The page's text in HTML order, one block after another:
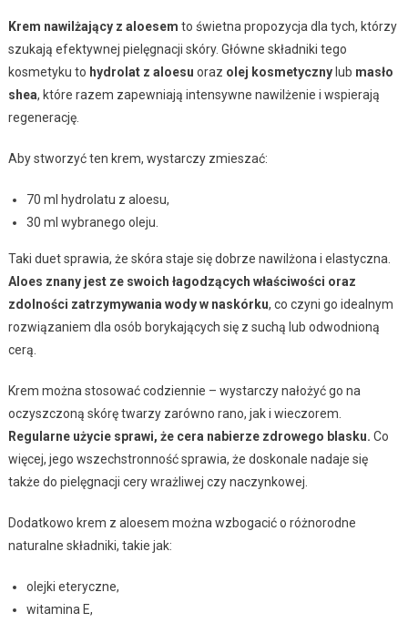
Krem nawilżający z aloesem to świetna propozycja dla tych, którzy
szukają efektywnej pielęgnacji skóry. Główne składniki tego
kosmetyku to hydrolat z aloesu oraz olej kosmetycznylub masło
shea, które razem zapewniają intensywne nawilżenie i wspierają
regenerację.
Aby stworzyć ten krem, wystarczy zmieszać:
70 ml hydrolatu z aloesu,
30 ml wybranego oleju.
Taki duet sprawia, że skóra staje się dobrze nawilżona i elastyczna.
Aloes znany jest ze swoich łagodzących właściwości oraz
zdolności zatrzymywania wody w naskórku, co czyni go idealnym
rozwiązaniem dla osób borykających się z suchą lub odwodnioną
cerą.
Krem można stosować codziennie – wystarczy nałożyć go na
oczyszczoną skórę twarzy zarówno rano, jak i wieczorem.
Regularne użycie sprawi, że cera nabierze zdrowego blasku. Co
więcej, jego wszechstronność sprawia, że doskonale nadaje się
także do pielęgnacji cery wrażliwej czy naczynkowej.
Dodatkowo krem z aloesem można wzbogacić o różnorodne
naturalne składniki, takie jak:
olejki eteryczne,
witamina E,